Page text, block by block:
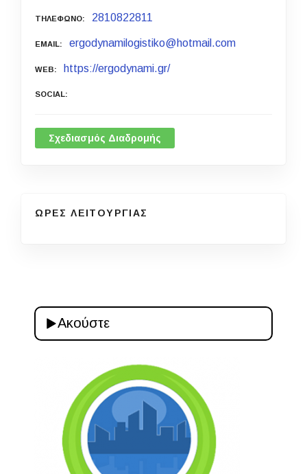
ΤΗΛΕΦΩΝΟ 2810822811
EMAIL ergodynamilogistiko@hotmail.com
WEB https://ergodynami.gr/
SOCIAL
Σχεδιασμός Διαδρομής
ΩΡΕΣ ΛΕΙΤΟΥΡΓΙΑΣ
Ακούστε